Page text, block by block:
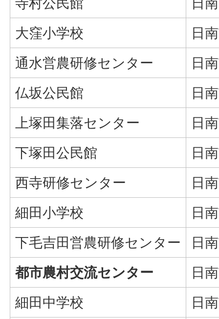
大窪小学校
日
通水営農研修センター
日
仏坂公民館
日
上塚田集落センター
日
下塚田公民館
日
西寺研修センター
日
細田小学校
日
下毛吉田営農研修センター
日
都市農村交流センター
日
細田中学校
日